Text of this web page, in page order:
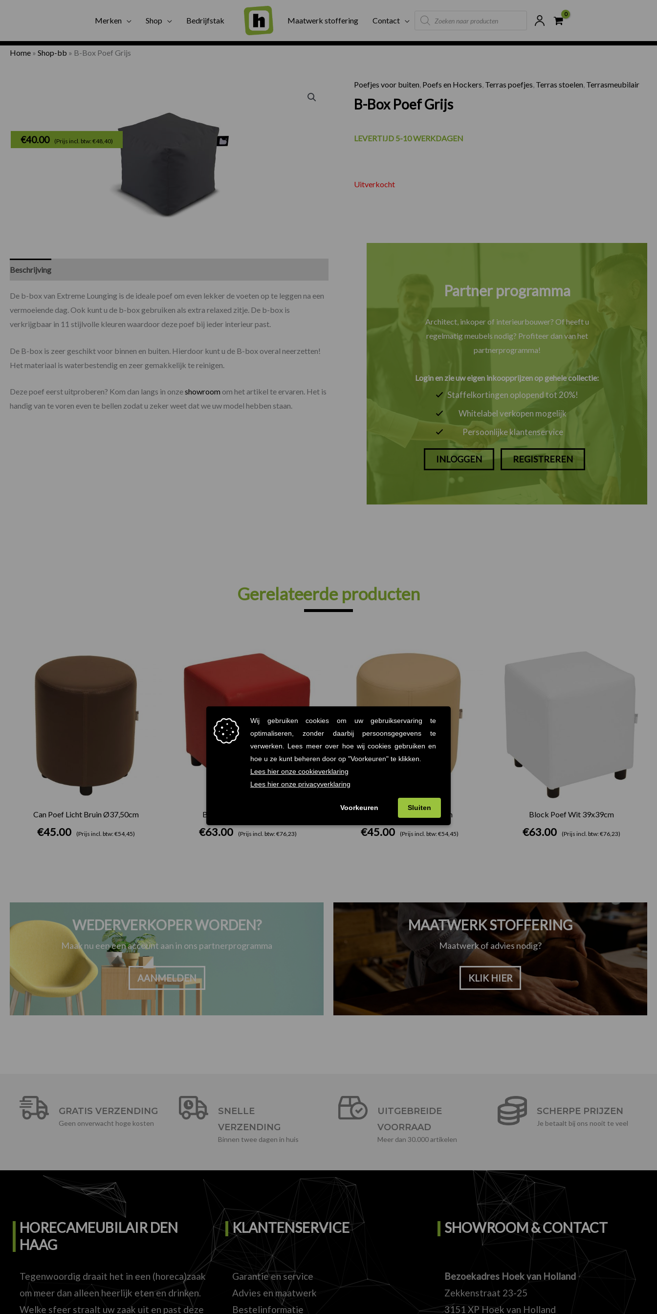
Merken Shop Bedrijfstak Maatwerk stoffering Contact
Products
search
Gratis bezorging Binnen twee werkdagen geleverd Externe voorraad Scherpste prijzen van NL
Home » Shop-bb » B-Box Poef Grijs
Poefjes voor buiten, Poefs en Hockers, Terras poefjes, Terras stoelen, Terrasmeubilair
B-Box Poef Grijs
€40.00 (Prijs incl. btw: €48,40) LEVERTIJD 5-10 WERKDAGEN
Uitverkocht
Beschrijving
De b-box van Extreme Lounging is de ideale poef om even lekker de voeten op te leggen na een
vermoeiende dag. Ook kunt u de b-box gebruiken als extra relaxed zitje. De b-box is
verkrijgbaar in 11 stijlvolle kleuren waardoor deze poef bij ieder interieur past.
De B-box is zeer geschikt voor binnen en buiten. Hierdoor kunt u de B-box overal neerzetten!
Het materiaal is waterbestendig en zeer gemakkelijk te reinigen.
Deze poef eerst uitproberen? Kom dan langs in onzeshowroom om het artikel te ervaren. Het is
handig van te voren even te bellen zodat u zeker weet dat we uw model hebben staan.
Partner programma
Architect, inkoper of interieurbouwer? Of heeft u
regelmatig meubels nodig? Profiteer dan van het
partnerprogramma!
Login en zie uw eigen inkoopprijzen op gehele collectie:
Staffelkortingen oplopend tot 20%!
Whitelabel verkopen mogelijk
Persoonlijke klantenservice
INLOGGEN REGISTREREN
Gerelateerde producten
Can Poef Licht Bruin Ø37,50cm
€45.00 (Prijs incl. btw: €54,45)
Block Poef Rood 39x39cm
€63.00 (Prijs incl. btw: €76,23)
Can Poef Zand Ø37,50cm
€45.00 (Prijs incl. btw: €54,45)
Block Poef Wit 39x39cm
€63.00 (Prijs incl. btw: €76,23)
WEDERVERKOPER WORDEN?
Maak nu een een account aan in ons partnerprogramma
AANMELDEN
MAATWERK STOFFERING
Maatwerk of advies nodig?
KLIK HIER
GRATIS VERZENDING
Geen onverwacht hoge kosten
SNELLE
VERZENDING
Binnen twee dagen in huis
UITGEBREIDE
VOORRAAD
Meer dan 30.000 artikelen
SCHERPE PRIJZEN
Je betaalt bij ons nooit te veel
HORECAMEUBILAIR DEN
HAAG
Tegenwoordig draait het in een (horeca)zaak
om meer dan alleen heerlijk eten en drinken.
Welke sfeer straalt uw zaak uit en past deze
KLANTENSERVICE
Garantie en service
Advies en maatwerk
Bestelinformatie
SHOWROOM & CONTACT
Bezoekadres Hoek van Holland
Zekkenstraat 23-25
3151 XP Hoek van Holland